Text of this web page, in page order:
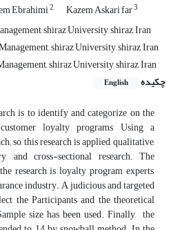
Ebrahimi2 Kazem Askari far3
shiraz University, shiraz, Iran
shiraz University, shiraz, Iran
shiraz University, shiraz, Iran
چکیده
English
is to identify and categorize on the
loyalty programs Using a
so, this research is applied, qualitative,
and cross-sectional research. The
research is loyalty program experts,
industry. A judicious and targeted
the Participants and the theoretical
size has been used. Finally, the